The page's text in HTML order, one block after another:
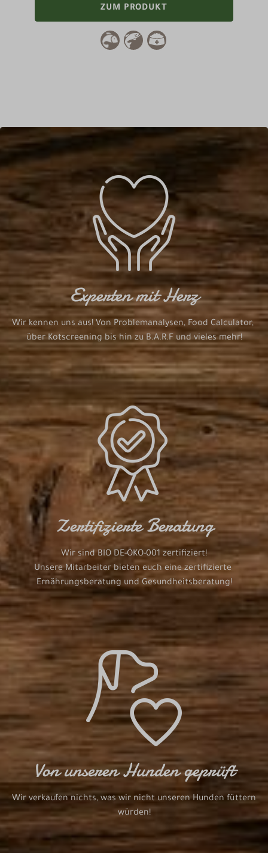
ZUM PRODUKT
Experten mit Herz
Wir kennen uns aus! Von Problemanalysen, Food Calculator,
über Kotscreening bis hin zu B.A.R.F und vieles mehr!
Zertifizierte Beratung
Wir sind BIO DE-ÖKO-001 zertifiziert!
Unsere Mitarbeiter bieten euch eine zertifizierte
Ernährungsberatung und Gesundheitsberatung!
Von unseren Hunden geprüft
Wir verkaufen nichts, was wir nicht unseren Hunden füttern
würden!